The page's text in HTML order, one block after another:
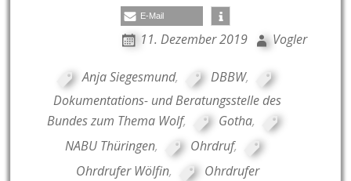
E-Mail
11. Dezember 2019 Vogler
Anja Siegesmund, DBBW,
Dokumentations- und Beratungsstelle des
Bundes zum Thema Wolf, Gotha,
NABU Thüringen, Ohrdruf,
Ohrdrufer Wölfin,
Ohrdrufer